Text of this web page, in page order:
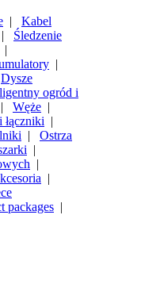
| Kabel
| Śledzenie
|
|
Dysze
ogród i
| Węże |
łączniki |
| Ostrza
|
|
|
packages |